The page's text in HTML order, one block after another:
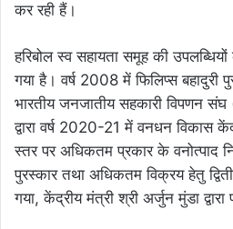
कर रही हैं।
हरिबोल स्व सहायता समूह की उपलब्धियों
गया है। वर्ष 2008 में फिलिप्स बहादुरी
भारतीय जनजातीय सहकारी विपणन
द्वारा वर्ष 2020-21 में वनधन विकास
स्तर पर अधिकतम प्रकार के वनोत्पाद
पुरस्कार तथा अधिकतम विक्रय हेतु
गया, केंद्रीय मंत्री श्री अर्जुन मुंडा द्वारा